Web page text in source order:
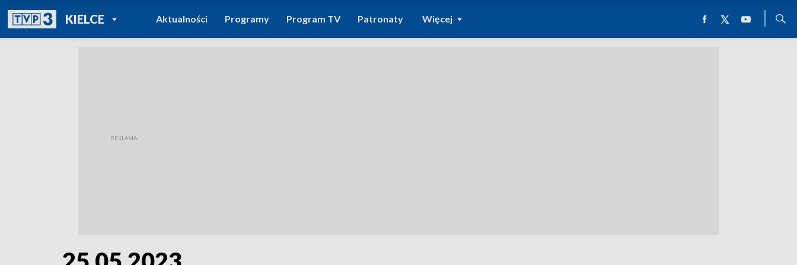
KIELCEPOWRÓT DO
TVP REGIONY
Aktualności Programy Program TV Patronaty Więcej